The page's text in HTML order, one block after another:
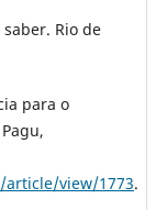
Rio de
para o
view/1773.